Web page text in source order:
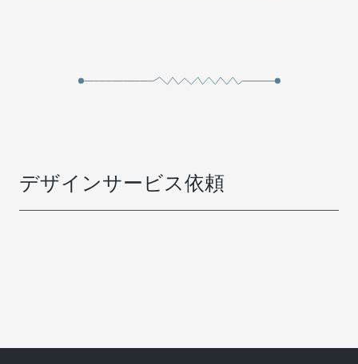
デザインサービス依頼